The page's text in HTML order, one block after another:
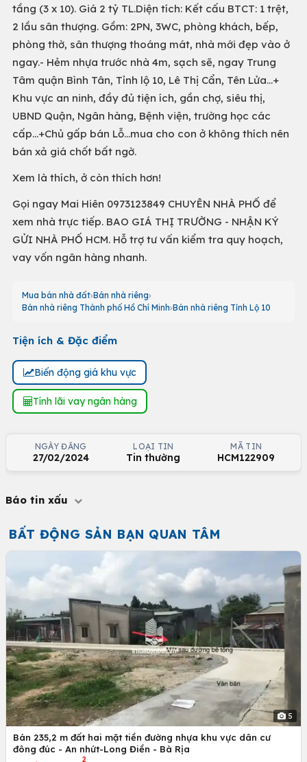
tầng (3 x 10). Giá 2 tỷ TL.Diện tích: Kết cấu BTCT: 1 trệt,
2 lầu sân thượng. Gồm: 2PN, 3WC, phòng khách, bếp,
phòng thờ, sân thượng thoáng mát, nhà mới đẹp vào ở
ngay.- Hẻm nhựa trước nhà 4m, sạch sẽ, ngay Trung
Tâm quận Bình Tân, Tỉnh lộ 10, Lê Thị Cẩn, Tên Lửa...+
Khu vực an ninh, đầy đủ tiện ích, gần chợ, siêu thị,
UBND Quận, Ngân hàng, Bệnh viện, trường học các
cấp...+Chủ gấp bán Lỗ...mua cho con ở không thích nên
bán xả giá chốt bất ngờ.
Xem là thích, ở còn thích hơn!
Gọi ngay Mai Hiên 0973123849 CHUYÊN NHÀ PHỐ để
xem nhà trực tiếp. BAO GIÁ THỊ TRƯỜNG - NHẬN KÝ
GỬI NHÀ PHỐ HCM. Hỗ trợ tư vấn kiểm tra quy hoạch,
vay vốn ngân hàng nhanh.
Mua bán nhà đất Bán nhà riêng
Bán nhà riêng Thành phố Hồ Chí Minh Bán nhà riêng Tỉnh Lộ 10
Tiện ích & Đặc điểm
Biến động giá khu vực
Tính lãi vay ngân hàng
NGÀY ĐĂNG
27/02/2024
LOẠI TIN
Tin thường
MÃ TIN
HCM122909
Báo tin xấu
BẤT ĐỘNG SẢN BẠN QUAN TÂM
5
Bán 235,2 m đất hai mặt tiền đường nhựa khu vực dân cư
đông đúc - An nhứt-Long Điền - Bà Rịa
2